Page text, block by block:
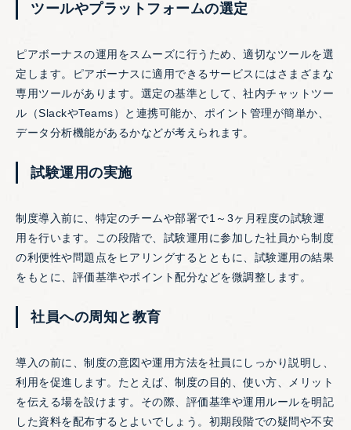
ツールやプラットフォームの選定
ピアボーナスの運用をスムーズに行うため、適切なツールを選
定します。ピアボーナスに適用できるサービスにはさまざまな
専用ツールがあります。選定の基準として、社内チャットツー
ル（SlackやTeams）と連携可能か、ポイント管理が簡単か、
データ分析機能があるかなどが考えられます。
試験運用の実施
制度導入前に、特定のチームや部署で1～3ヶ月程度の試験運
用を行います。この段階で、試験運用に参加した社員から制度
の利便性や問題点をヒアリングするとともに、試験運用の結果
をもとに、評価基準やポイント配分などを微調整します。
社員への周知と教育
導入の前に、制度の意図や運用方法を社員にしっかり説明し、
利用を促進します。たとえば、制度の目的、使い方、メリット
を伝える場を設けます。その際、評価基準や運用ルールを明記
した資料を配布するとよいでしょう。初期段階での疑問や不安